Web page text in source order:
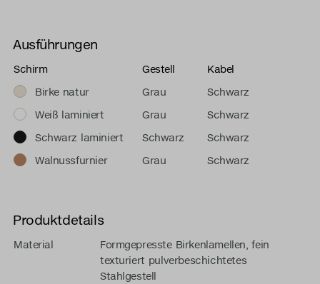
Ausführungen
Schirm Gestell
Kabel
Birke natur
Grau
Schwarz
Weiß laminiert
Grau
Schwarz
Schwarz laminiert
Schwarz
Schwarz
Walnussfurnier
Grau Schwarz
Produktdetails
Material
Formgepresste Birkenlamellen, fein
texturiert pulverbeschichtetes
Stahlgestell